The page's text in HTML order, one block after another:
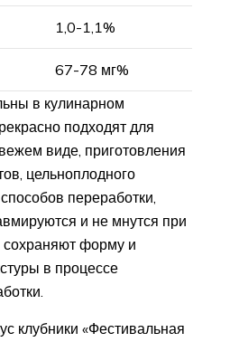
1,0-1,1%
67-78 мг%
в кулинарном
подходят для
виде, приготовления
цельноплодного
переработки,
и не мнутся при
сохраняют форму и
в процессе
клубники «Фестивальная